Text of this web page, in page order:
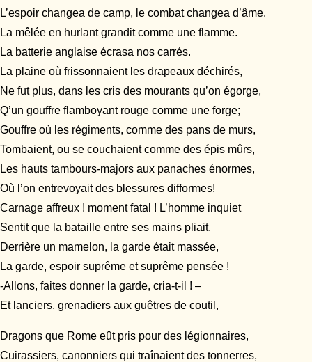
L’espoir changea de camp, le combat changea d’âme.
La mêlée en hurlant grandit comme une flamme.
La batterie anglaise écrasa nos carrés.
La plaine où frissonnaient les drapeaux déchirés,
Ne fut plus, dans les cris des mourants qu’on égorge,
Q’un gouffre flamboyant rouge comme une forge;
Gouffre où les régiments, comme des pans de murs,
Tombaient, ou se couchaient comme des épis mûrs,
Les hauts tambours-majors aux panaches énormes,
Où l’on entrevoyait des blessures difformes!
Carnage affreux ! moment fatal ! L’homme inquiet
Sentit que la bataille entre ses mains pliait.
Derrière un mamelon, la garde était massée,
La garde, espoir suprême et suprême pensée !
-Allons, faites donner la garde, cria-t-il ! –
Et lanciers, grenadiers aux guêtres de coutil,
Dragons que Rome eût pris pour des légionnaires,
Cuirassiers, canonniers qui traînaient des tonnerres,